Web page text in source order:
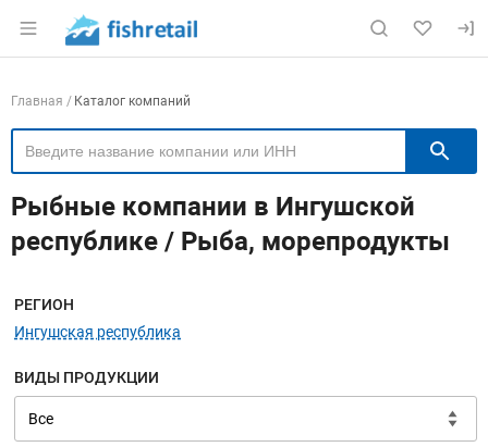
Раздел навигации по сайту fishretail.ru
Навигация по компаниям
Главная Каталог компаний
Рыбные компании в Ингушской
республике / Рыба, морепродукты
Меню навигации
РЕГИОН
Ингушская республика
ВИДЫ ПРОДУКЦИИ